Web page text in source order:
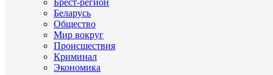
Брест-регион
Беларусь
Общество
Мир вокруг
Происшествия
Криминал
Экономика